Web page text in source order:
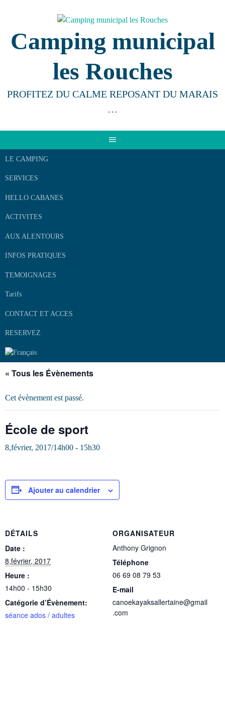
Camping municipal
les Rouches
PROFITEZ DU CALME REPOSANT DU MARAIS
…
LE CAMPING
SERVICES
HELLO CABANES
ACTIVITES
AUX ALENTOURS
INFOS PRATIQUES
TEMOIGNAGES
Tarifs
CONTACT ET ACCES
RESERVEZ
« Tous les Évènements
Cet évènement est passé.
École de sport
8,février, 2017/14h00 - 15h30
Ajouter au calendrier
DÉTAILS
Date :
8,février, 2017
Heure :
14h00 - 15h30
Catégorie d’Évènement:
séance ados / adultes
ORGANISATEUR
Anthony Grignon
Téléphone
06 69 08 79 53
E-mail
canoekayaksallertaine@gmail
.com